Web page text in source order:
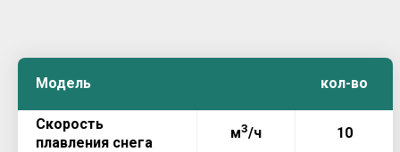
Модель кол-во
Скорость
плавления снега
м3/ч 10